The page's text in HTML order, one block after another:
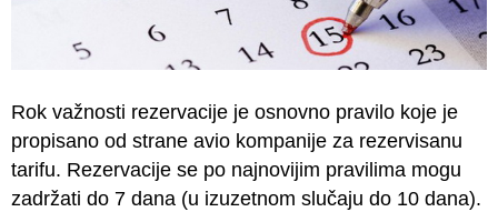
Rok važnosti rezervacije je osnovno pravilo koje je
propisano od strane avio kompanije za rezervisanu
tarifu. Rezervacije se po najnovijim pravilima mogu
zadržati do 7 dana (u izuzetnom slučaju do 10 dana).